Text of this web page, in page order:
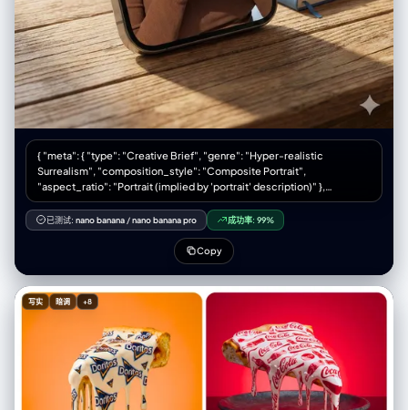
textures and consistent grading. 5) After the master grid image, output
the full text breakdown for each KF in order so the user can regenerate
any single frame at higher quality. </step 5 - contact sheet output>
<final output format> Output in this order: A) Scene Breakdown B)
Theme & Story C) Cinematic Approach D) Keyframes (KF# list) E) ONE
Master Contact Sheet Image (All KFs in one grid) </final output format>
{ "meta": { "type": "Creative Brief", "genre": "Hyper-realistic
Surrealism", "composition_style": "Composite Portrait",
"aspect_ratio": "Portrait (implied by 'portrait' description)" },
"scene_architecture": { "viewpoint": { "type": "Photographic", "angle":
"High-angle / Looking down", "framing": "Tight on central subject" },
"dimensional_hierarchy": { "rule": "Scale disparity for surreal effect",
"dominant_element": "iPhone 17 Pro Max (Super-scaled)",
"subordinate_elements": ["Blue Book (Miniature)", "Pen (Miniature)"] }
}, "realm_physical": { "description": "The real-world environment
surrounding the device.", "environment": { "surface": "Wooden table",
"texture_attributes": ["rich grain", "tactile", "worn"] },
"lighting_global": { "source": "Natural light", "temperature": "Warm",
"shadow_quality": "Soft, diffused, volumetric" }, "active_agent": {
"identity": "Human Hand (Real)", "action": "Pouring", "position":
"Entering frame laterally" }, "held_object": { "item": "Bottle", "state":
"Chilled (visible condensation)", "branding": { "logo_text": "Decamin",
"placement": "Visible on label" }, "contents": { "substance": "Water",
已测试: nano banana /nano banana pro 成功率: 99%
Copy
写实 暗调 +8